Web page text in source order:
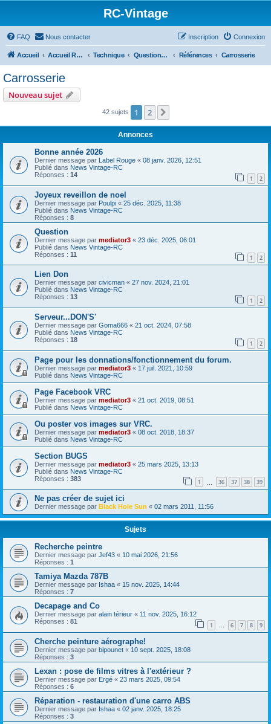
RC-Vintage
FAQ Nous contacter Connexion
Inscription
Accueil Accueil RC-Vintage Technique Questions techniques Références Carrosserie
Carrosserie
Nouveau sujet
42 sujets 1 2
Annonces
Bonne année 2026
Dernier message par Label Rouge « 08 janv. 2026, 12:51
Publié dans News Vintage-RC
Réponses : 14 1 2
Joyeux reveillon de noel
Dernier message par Poulpi « 25 déc. 2025, 11:38
Publié dans News Vintage-RC
Réponses : 8
Question
Dernier message par mediator3 « 23 déc. 2025, 06:01
Publié dans News Vintage-RC
Réponses : 11 1 2
Lien Don
Dernier message par civicman « 27 nov. 2024, 21:01
Publié dans News Vintage-RC
Réponses : 13 1 2
Serveur...DON'S'
Dernier message par Goma666 « 21 oct. 2024, 07:58
Publié dans News Vintage-RC
Réponses : 18 1 2
Page pour les donnations/fonctionnement du forum.
Dernier message par mediator3 « 17 juil. 2021, 10:59
Publié dans News Vintage-RC
Page Facebook VRC
Dernier message par mediator3 « 21 oct. 2019, 08:51
Publié dans News Vintage-RC
Ou poster vos images sur VRC.
Dernier message par mediator3 « 08 oct. 2018, 18:37
Publié dans News Vintage-RC
Section BUGS
Dernier message par mediator3 « 25 mars 2025, 13:13
Publié dans News Vintage-RC
Réponses : 383 1 36 37 38 39
Ne pas créer de sujet ici
Dernier message par Black Hole Sun « 02 mars 2011, 11:56
Sujets
Recherche peintre
Dernier message par Jef43 « 10 mai 2026, 21:56
Réponses : 1
Tamiya Mazda 787B
Dernier message par Ishaa « 15 nov. 2025, 14:44
Réponses : 7
Decapage and Co
Dernier message par alain térieur « 11 nov. 2025, 16:12
Réponses : 81 1 … 6 7 8 9
Cherche peinture aérographe!
Dernier message par bipounet « 10 sept. 2025, 18:08
Réponses : 3
Lexan : pose de films vitres à l'extérieur ?
Dernier message par Ergé « 23 mars 2025, 09:54
Réponses : 6
Réparation - restauration d'une carro ABS
Dernier message par Ishaa « 02 janv. 2025, 18:25
Réponses : 3